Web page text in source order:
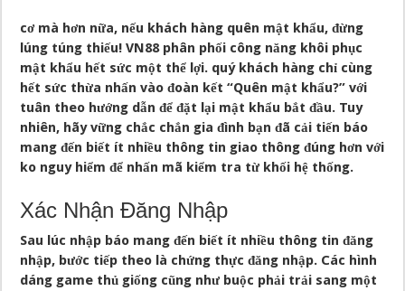
cơ mà hơn nữa, nếu khách hàng quên mật khẩu, đừng
lúng túng thiếu! VN88 phân phối công năng khôi phục
mật khẩu hết sức một thể lợi. quý khách hàng chỉ cùng
hết sức thừa nhấn vào đoàn kết “Quên mật khẩu?” với
tuân theo hướng dẫn để đặt lại mật khẩu bắt đầu. Tuy
nhiên, hãy vững chắc chắn gia đình bạn đã cải tiến báo
mang đến biết ít nhiều thông tin giao thông đúng hơn với
ko nguy hiểm để nhấn mã kiểm tra từ khối hệ thống.
Xác Nhận Đăng Nhập
Sau lúc nhập báo mang đến biết ít nhiều thông tin đăng
nhập, bước tiếp theo là chứng thực đăng nhập. Các hình
dáng game thủ giống cũng như buộc phải trải sang một